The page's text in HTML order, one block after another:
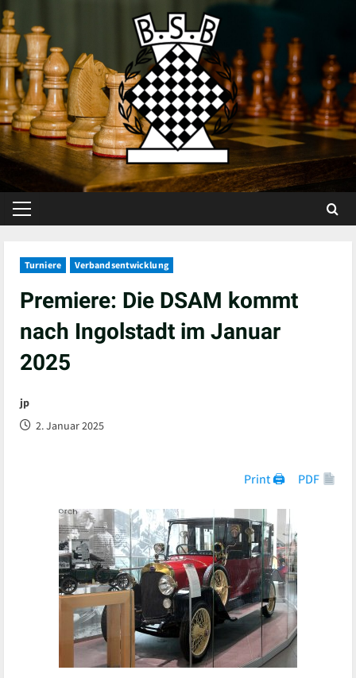
Skip
to
content
Primary
Turniere Verbandsentwicklung
Premiere: Die DSAM kommt
nach Ingolstadt im Januar
2025
jp
2. Januar 2025
Print 🖨 PDF